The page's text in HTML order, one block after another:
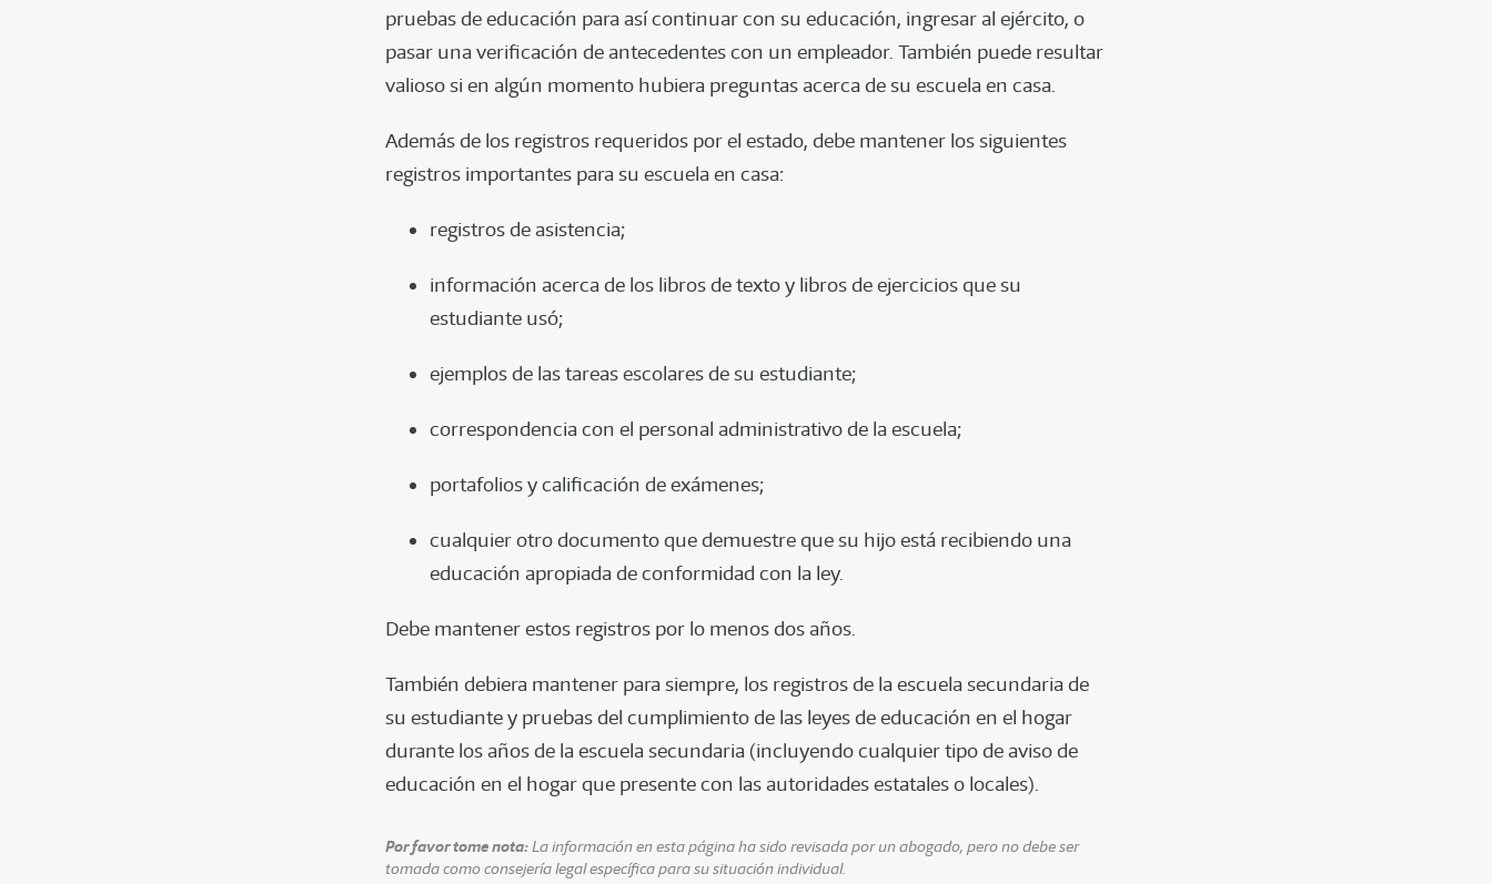
pruebas de educación para así continuar con su educación, ingresar al ejército, o
pasar una verificación de antecedentes con un empleador. También puede resultar
valioso si en algún momento hubiera preguntas acerca de su escuela en casa.
Además de los registros requeridos por el estado, debe mantener los siguientes
registros importantes para su escuela en casa:
registros de asistencia;
información acerca de los libros de texto y libros de ejercicios que su
estudiante usó;
ejemplos de las tareas escolares de su estudiante;
correspondencia con el personal administrativo de la escuela;
portafolios y calificación de exámenes;
cualquier otro documento que demuestre que su hijo está recibiendo una
educación apropiada de conformidad con la ley.
Debe mantener estos registros por lo menos dos años.
También debiera mantener para siempre, los registros de la escuela secundaria de
su estudiante y pruebas del cumplimiento de las leyes de educación en el hogar
durante los años de la escuela secundaria (incluyendo cualquier tipo de aviso de
educación en el hogar que presente con las autoridades estatales o locales).
Por favor tome nota:La información en esta página ha sido revisada por un abogado, pero no debe ser
tomada como consejería legal específica para su situación individual.